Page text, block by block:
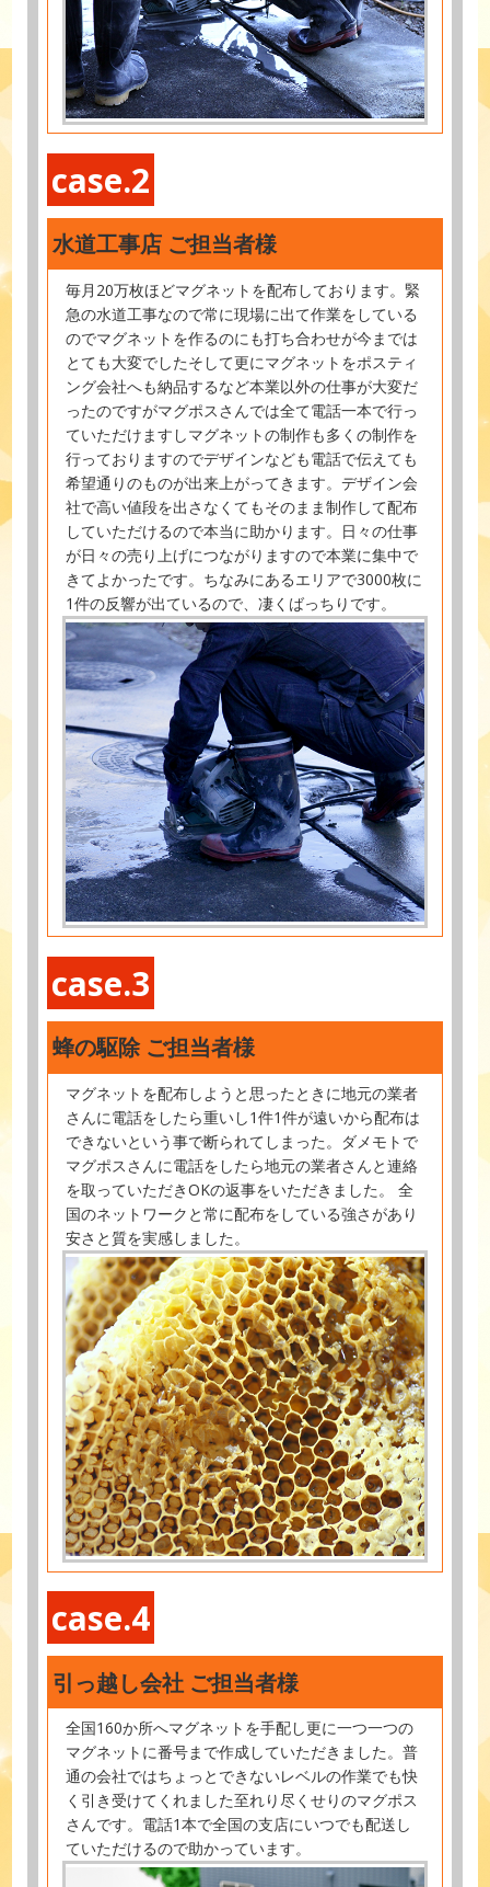
case.2
水道工事店 ご担当者様
毎月20万枚ほどマグネットを配布しております。緊
急の水道工事なので常に現場に出て作業をしている
のでマグネットを作るのにも打ち合わせが今までは
とても大変でしたそして更にマグネットをポスティ
ング会社へも納品するなど本業以外の仕事が大変だ
ったのですがマグポスさんでは全て電話一本で行っ
ていただけますしマグネットの制作も多くの制作を
行っておりますのでデザインなども電話で伝えても
希望通りのものが出来上がってきます。デザイン会
社で高い値段を出さなくてもそのまま制作して配布
していただけるので本当に助かります。日々の仕事
が日々の売り上げにつながりますので本業に集中で
きてよかったです。ちなみにあるエリアで3000枚に
1件の反響が出ているので、凄くばっちりです。
case.3
蜂の駆除 ご担当者様
マグネットを配布しようと思ったときに地元の業者
さんに電話をしたら重いし1件1件が遠いから配布は
できないという事で断られてしまった。ダメモトで
マグポスさんに電話をしたら地元の業者さんと連絡
を取っていただきOKの返事をいただきました。 全
国のネットワークと常に配布をしている強さがあり
安さと質を実感しました。
case.4
引っ越し会社 ご担当者様
全国160か所へマグネットを手配し更に一つ一つの
マグネットに番号まで作成していただきました。普
通の会社ではちょっとできないレベルの作業でも快
く引き受けてくれました至れり尽くせりのマグポス
さんです。電話1本で全国の支店にいつでも配送し
ていただけるので助かっています。